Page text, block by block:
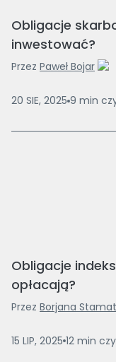
Obligacje
inwestować?
Przez Paweł Bojar
20 SIE, 2025 9 min
Obligacje
opłacają?
Przez Borjana
15 LIP, 2025 12 min